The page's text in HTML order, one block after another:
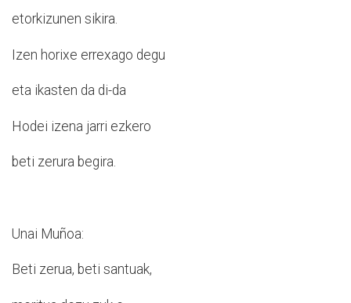
etorkizunen sikira.
Izen horixe errexago degu
eta ikasten da di-da
Hodei izena jarri ezkero
beti zerura begira.
Unai Muñoa:
Beti zerua, beti santuak,